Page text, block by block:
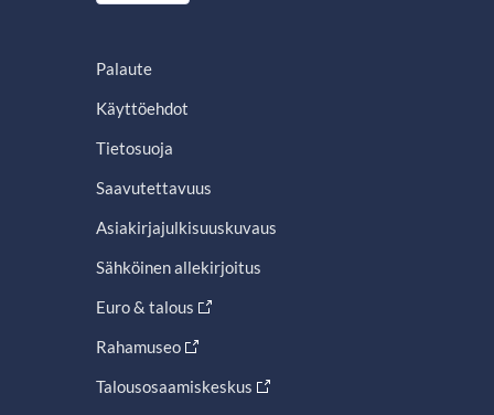
Palaute
Käyttöehdot
Tietosuoja
Saavutettavuus
Asiakirjajulkisuuskuvaus
Sähköinen allekirjoitus
Euro & talous
Rahamuseo
Talousosaamiskeskus